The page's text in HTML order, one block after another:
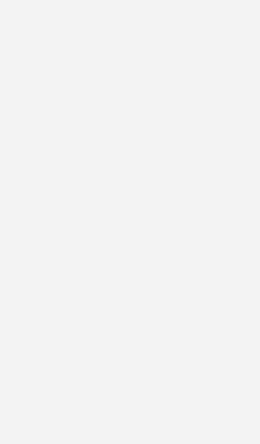
für
mit Voith Industrial
von
2011 in Bremen bietet
lukrativen Markt